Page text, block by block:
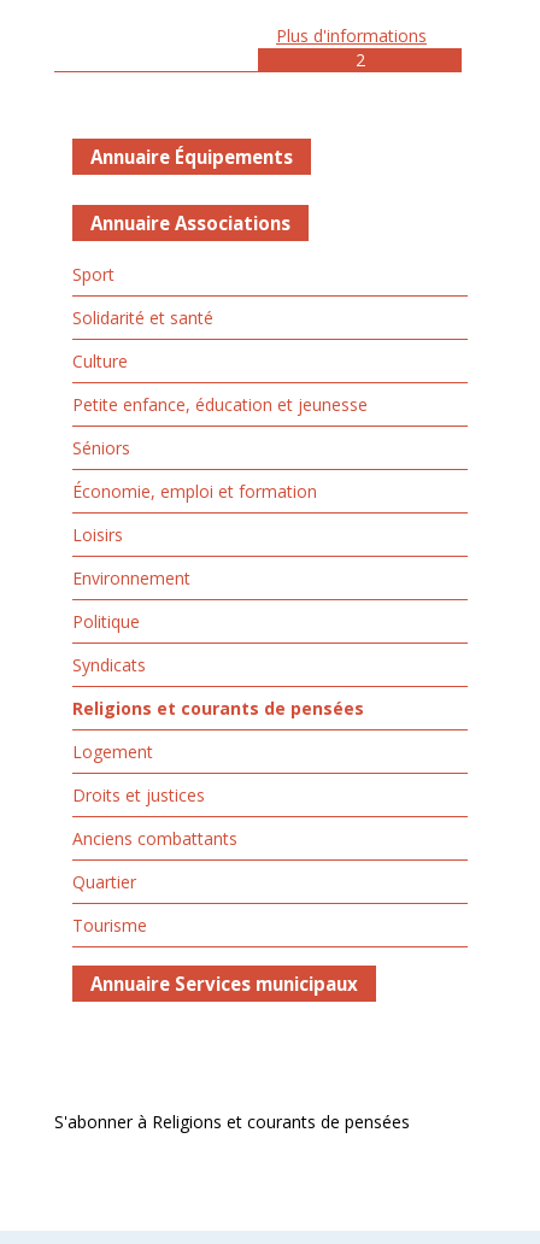
Plus d'informations
2
Annuaire Équipements
Annuaire Associations
Sport
Solidarité et santé
Culture
Petite enfance, éducation et jeunesse
Séniors
Économie, emploi et formation
Loisirs
Environnement
Politique
Syndicats
Religions et courants de pensées
Logement
Droits et justices
Anciens combattants
Quartier
Tourisme
Annuaire Services municipaux
S'abonner à Religions et courants de pensées